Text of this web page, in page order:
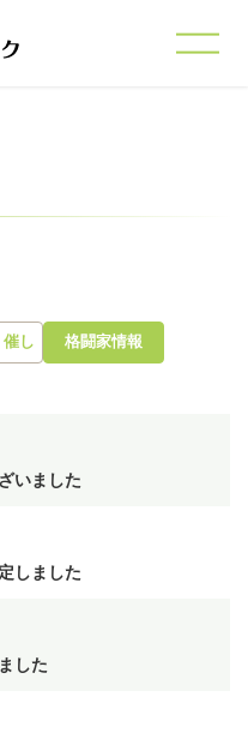
催し 格闘家情報
いました
しました
した